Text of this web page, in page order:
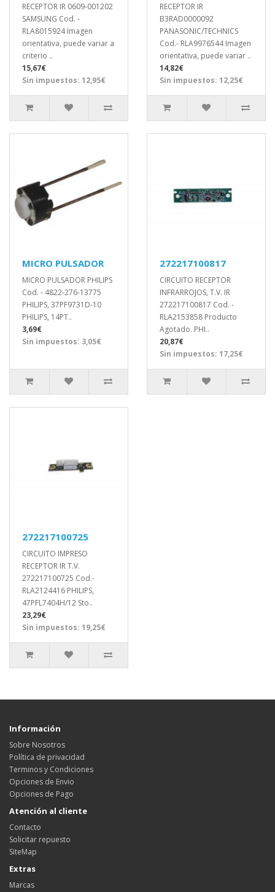
RECEPTOR IR 0609-001202
SAMSUNG Cod. -
RLA8015924 Imagen
orientativa, puede variar a
criterio ..
15,67€
Sin impuestos: 12,95€
RECEPTOR IR
B3RAD0000092
PANASONIC/TECHNICS
Cod.- RLA9976544 Imagen
orientativa, puede variar ..
14,82€
Sin impuestos: 12,25€
MICRO PULSADOR
MICRO PULSADOR PHILIPS
Cod. - 4822-276-13775
PHILIPS, 37PF9731D-10
PHILIPS, 14PT..
3,69€
Sin impuestos: 3,05€
272217100817
CIRCUITO RECEPTOR
INFRARROJOS, T.V. IR
272217100817 Cod. -
RLA2153858 Producto
Agotado. PHI..
20,87€
Sin impuestos: 17,25€
272217100725
CIRCUITO IMPRESO
RECEPTOR IR T.V.
272217100725 Cod.-
RLA2124416 PHILIPS,
47PFL7404H/12 Sto..
23,29€
Sin impuestos: 19,25€
Información
Sobre Nosotros
Política de privacidad
Terminos y Condiciones
Opciones de Envio
Opciones de Pago
Atención al cliente
Contacto
Solicitar repuesto
SiteMap
Extras
Marcas